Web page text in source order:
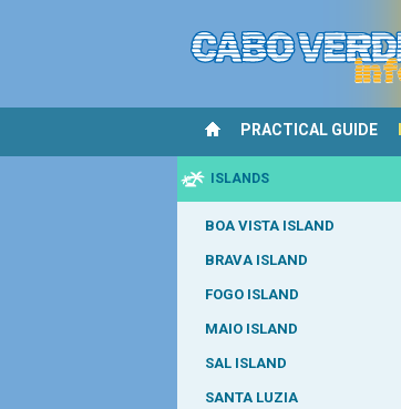
PRACTICAL GUIDE
ISLANDS
BOA VISTA ISLAND
BRAVA ISLAND
FOGO ISLAND
MAIO ISLAND
SAL ISLAND
SANTA LUZIA